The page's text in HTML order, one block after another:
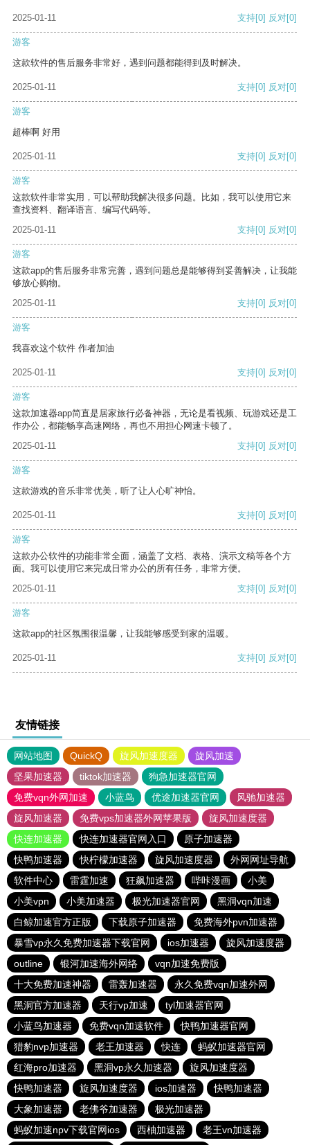
2025-01-11 支持[0] 反对[0]
游客
这款软件的售后服务非常好，遇到问题都能得到及时解决。
2025-01-11 支持[0] 反对[0]
游客
超棒啊 好用
2025-01-11 支持[0] 反对[0]
游客
这款软件非常实用，可以帮助我解决很多问题。比如，我可以使用它来
查找资料、翻译语言、编写代码等。
2025-01-11
支持[0] 反对[0]
游客
这款app的售后服务非常完善，遇到问题总是能够得到妥善解决，让我能
够放心购物。
2025-01-11
支持[0] 反对[0]
游客
我喜欢这个软件 作者加油
2025-01-11 支持[0] 反对[0]
游客
这款加速器app简直是居家旅行必备神器，无论是看视频、玩游戏还是工
作办公，都能畅享高速网络，再也不用担心网速卡顿了。
2025-01-11
支持[0] 反对[0]
游客
这款游戏的音乐非常优美，听了让人心旷神怡。
2025-01-11 支持[0] 反对[0]
游客
这款办公软件的功能非常全面，涵盖了文档、表格、演示文稿等各个方
面。我可以使用它来完成日常办公的所有任务，非常方便。
2025-01-11
支持[0] 反对[0]
游客
这款app的社区氛围很温馨，让我能够感受到家的温暖。
2025-01-11 支持[0] 反对[0]
友情链接
网站地图 QuickQ 旋风加速度器
旋风加速
坚果加速器
tiktok加速器
狗急加速器官网
免费vqn外网加速
小蓝鸟 优途加速器官网
风驰加速器
旋风加速器
免费vps加速器外网苹果版
旋风加速度器
快连加速器
快连加速器官网入口
原子加速器
快鸭加速器
快柠檬加速器 旋风加速度器
外网网址导航
软件中心
雷霆加速 狂飙加速器 哔咔漫画
小美
小美vpn
小美加速器 极光加速器官网
黑洞vqn加速
白鲸加速官方正版
下载原子加速器
免费海外pvn加速器
暴雪vp永久免费加速器下载官网
ios加速器
旋风加速度器
outline
银河加速海外网络
vqn加速免费版
十大免费加速神器
雷轰加速器
永久免费vqn加速外网
黑洞官方加速器
天行vp加速
tyl加速器官网
小蓝鸟加速器
免费vqn加速软件
快鸭加速器官网
猎豹nvp加速器
老王加速器 快连
蚂蚁加速器官网
红海pro加速器
黑洞vp永久加速器
旋风加速度器
快鸭加速器
旋风加速度器 ios加速器
快鸭加速器
大象加速器
老佛爷加速器
极光加速器
蚂蚁加速npv下载官网ios
西柚加速器 老王vn加速器